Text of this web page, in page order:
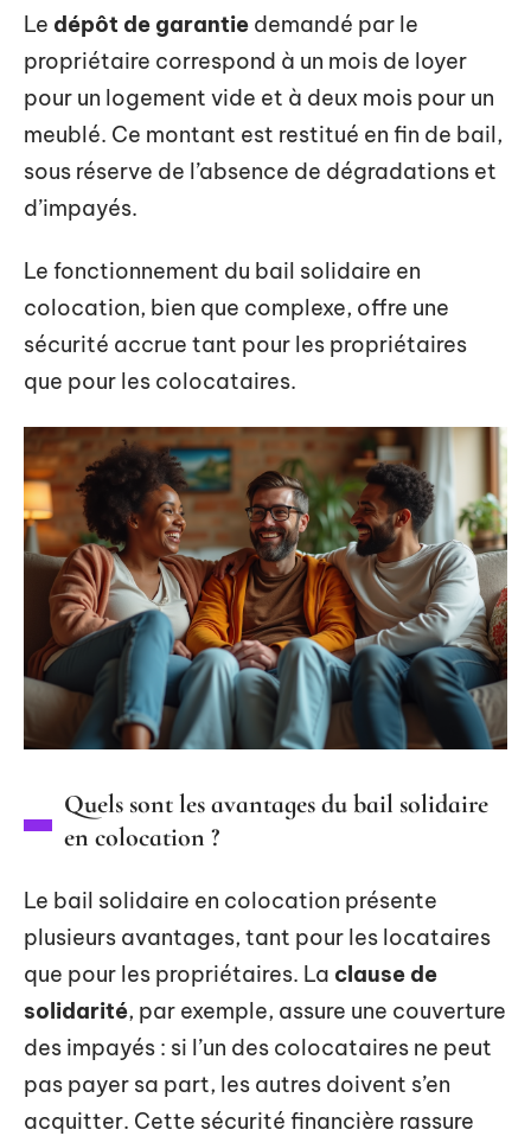
Le dépôt de garantie demandé par le
propriétaire correspond à un mois de loyer
pour un logement vide et à deux mois pour un
meublé. Ce montant est restitué en fin de bail,
sous réserve de l’absence de dégradations et
d’impayés.
Le fonctionnement du bail solidaire en
colocation, bien que complexe, offre une
sécurité accrue tant pour les propriétaires
que pour les colocataires.
Quels sont les avantages du bail solidaire
en colocation ?
Le bail solidaire en colocation présente
plusieurs avantages, tant pour les locataires
que pour les propriétaires. La clause de
solidarité, par exemple, assure une couverture
des impayés : si l’un des colocataires ne peut
pas payer sa part, les autres doivent s’en
acquitter. Cette sécurité financière rassure